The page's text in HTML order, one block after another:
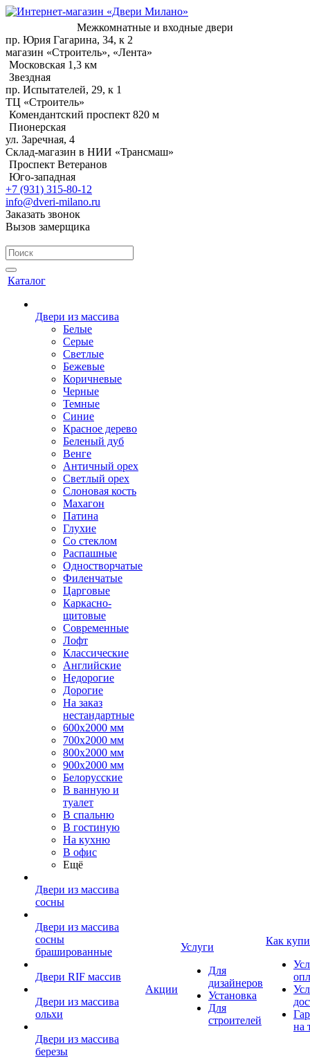
Межкомнатные и входные двери
пр. Юрия Гагарина, 34, к 2
магазин «Строитель», «Лента»
Московская 1,3 км
Звездная
пр. Испытателей, 29, к 1
ТЦ «Строитель»
Комендантский проспект 820 м
Пионерская
ул. Заречная, 4
Склад-магазин в НИИ «Трансмаш»
Проспект Ветеранов
Юго-западная
+7 (931) 315-80-12
info@dveri-milano.ru
Заказать звонок
Вызов замерщика
Каталог
Двери из массива
Белые
Серые
Светлые
Бежевые
Коричневые
Черные
Темные
Синие
Красное дерево
Беленый дуб
Венге
Античный орех
Светлый орех
Слоновая кость
Махагон
Патина
Глухие
Со стеклом
Распашные
Одностворчатые
Филенчатые
Царговые
Каркасно-
щитовые
Современные
Лофт
Классические
Английские
Недорогие
Дорогие
На заказ
нестандартные
600х2000 мм
700х2000 мм
800х2000 мм
900х2000 мм
Белорусские
В ванную и
туалет
В спальню
В гостиную
На кухню
В офис
Ещё
Двери из массива
сосны
Двери из массива
сосны
брашированные
Двери RIF массив
Двери из массива
ольхи
Двери из массива
березы
Акции
Услуги
Для
дизайнеров
Установка
Для
строителей
Как
на